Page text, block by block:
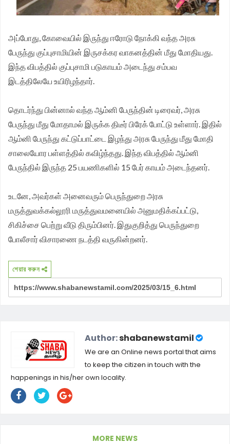
சங்க மாநில தலைவர் வேலுச்சாமி வேண்டுகோள்.
அப்போது, கோவையில் இருந்து ஈரோடு நோக்கி வந்த அரசு
பேருந்து குப்புசாமியின் இருசக்கர வாகனத்தின் மீது மோதியது.
இந்த விபத்தில் குப்புசாமி படுகாயம் அடைந்து சம்பவ
இடத்திலேயே உயிரிழந்தார்.
தொடர்ந்து பின்னால் வந்த ஆம்னி பேருந்தின் டிரைவர், அரசு
பேருந்து மீது மோதாமல் இருக்க திடீர் பிரேக் போட்டு உள்ளார். இதில்
ஆம்னி பேருந்து கட்டுப்பாட்டை இழந்து அரசு பேருந்து மீது மோதி
சாலையோர பள்ளத்தில் கவிழ்ந்தது. இந்த விபத்தில் ஆம்னி
பேருந்தில் இருந்த 25 பயணிகளில் 15 பேர் காயம் அடைந்தனர்.
உடனே, அவர்கள் அனைவரும் பெருந்துறை அரசு
மருத்துவக்கல்லூரி மருத்துவமனையில் அனுமதிக்கப்பட்டு,
சிகிச்சை பெற்று வீடு திரும்பினர். இதுகுறித்து பெருந்துறை
போலீசார் விசாரணை நடத்தி வருகின்றனர்.
শেয়ার করুন
Author:shabanewstamil
We are an Online news portal that aims
to keep the citizen in touch with the
happenings in his/her own locality.
MORE NEWS